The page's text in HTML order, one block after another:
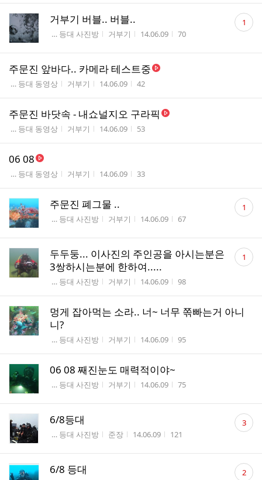
거부기 버블.. 버블..
게시판명
 … 등대 사진방 작성자
거부기 작성시간
14.06.09 조회수
70
댓
글 1
주문진 앞바다.. 카메라 테스트중
게시판명
 … 등대 동영상 작성자
거부기 작성시간
14.06.09 조회수
42
주문진 바닷속 - 내쇼널지오 구라픽
게시판명
 … 등대 동영상 작성자
거부기 작성시간
14.06.09 조회수
53
06 08
게시판명
 … 등대 동영상 작성자
거부기 작성시간
14.06.09 조회수
33
주문진 폐그물 ..
게시판명
 … 등대 사진방 작성자
거부기 작성시간
14.06.09 조회수
67
댓
글 1
두두둥... 이사진의 주인공을 아시는분은
3쌍하시는분에 한하여.....
게시판명
 … 등대 사진방 작성자
거부기 작성시간
14.06.09 조회수
98
댓
글 1
멍게 잡아먹는 소라.. 너~ 너무 쪾빠는거 아니
니?
게시판명
 … 등대 사진방 작성자
거부기 작성시간
14.06.09 조회수
95
06 08 째진눈도 매력적이야~
게시판명
 … 등대 사진방 작성자
거부기 작성시간
14.06.09 조회수
75
6/8등대
게시판명
 … 등대 사진방 작성자
준장 작성시간
14.06.09 조회수
121
댓
글 3
6/8 등대
댓
글 2